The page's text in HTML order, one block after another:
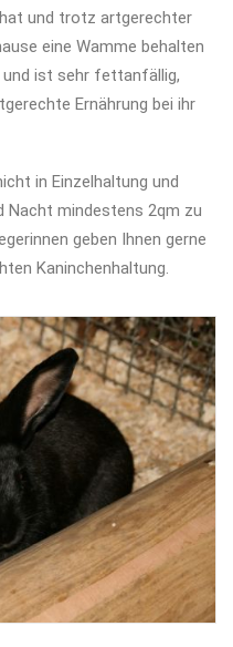
und trotz artgerechter
eine Wamme behalten
und ist sehr fettanfällig,
Ernährung bei ihr
in Einzelhaltung und
Nacht mindestens 2qm zu
geben Ihnen gerne
Kaninchenhaltung.